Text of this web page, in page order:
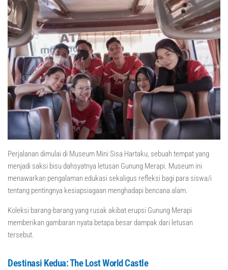
Perjalanan dimulai di Museum Mini Sisa Hartaku, sebuah tempat yang
menjadi saksi bisu dahsyatnya letusan Gunung Merapi. Museum ini
menawarkan pengalaman edukasi sekaligus refleksi bagi para siswa/i
tentang pentingnya kesiapsiagaan menghadapi bencana alam.
Koleksi barang-barang yang rusak akibat erupsi Gunung Merapi
memberikan gambaran nyata betapa besar dampak dari letusan
tersebut.
Destinasi Kedua: The Lost World Castle